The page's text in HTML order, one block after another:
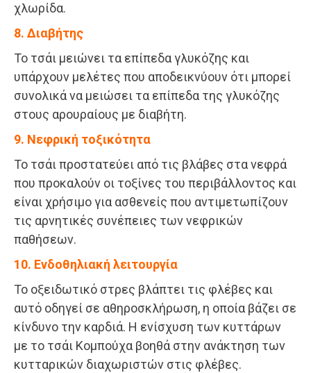
χλωρίδα.
8. Διαβήτης
Το τσάι μειώνει τα επίπεδα γλυκόζης και
υπάρχουν μελέτες που αποδεικνύουν ότι μπορεί
συνολικά να μειώσει τα επίπεδα της γλυκόζης
στους αρουραίους με διαβήτη.
9. Νεφρική τοξικότητα
Το τσάι προστατεύει από τις βλάβες στα νεφρά
που προκαλούν οι τοξίνες του περιβάλλοντος και
είναι χρήσιμο για ασθενείς που αντιμετωπίζουν
τις αρνητικές συνέπειες των νεφρικών
παθήσεων.
10. Ενδοθηλιακή λειτουργία
Το οξειδωτικό στρες βλάπτει τις φλέβες και
αυτό οδηγεί σε αθηροσκλήρωση, η οποία βάζει σε
κίνδυνο την καρδιά. Η ενίσχυση των κυττάρων
με το τσάι Κομπούχα βοηθά στην ανάκτηση των
κυτταρικών διαχωριστών στις φλέβες.